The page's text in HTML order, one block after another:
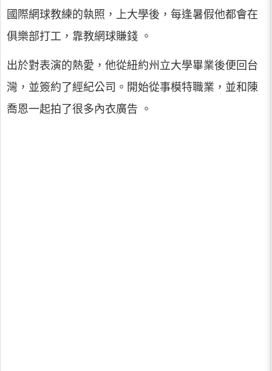
國際網球教練的執照，上大學後，每逢暑假他都會在
俱樂部打工，靠教網球賺錢 。
出於對表演的熱愛，他從紐約州立大學畢業後便回台
灣，並簽約了經紀公司。開始從事模特職業，並和陳
喬恩一起拍了很多內衣廣告 。